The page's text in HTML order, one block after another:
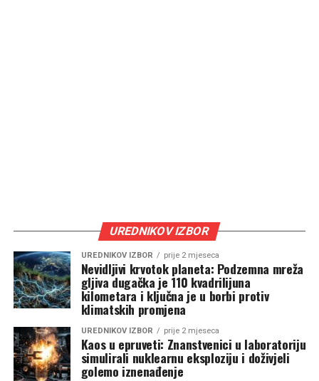
UREDNIKOV IZBOR
UREDNIKOV IZBOR prije 2 mjeseca
Nevidljivi krvotok planeta: Podzemna mreža
gljiva dugačka je 110 kvadrilijuna
kilometara i ključna je u borbi protiv
klimatskih promjena
UREDNIKOV IZBOR prije 2 mjeseca
Kaos u epruveti: Znanstvenici u laboratoriju
simulirali nuklearnu eksploziju i doživjeli
golemo iznenađenje